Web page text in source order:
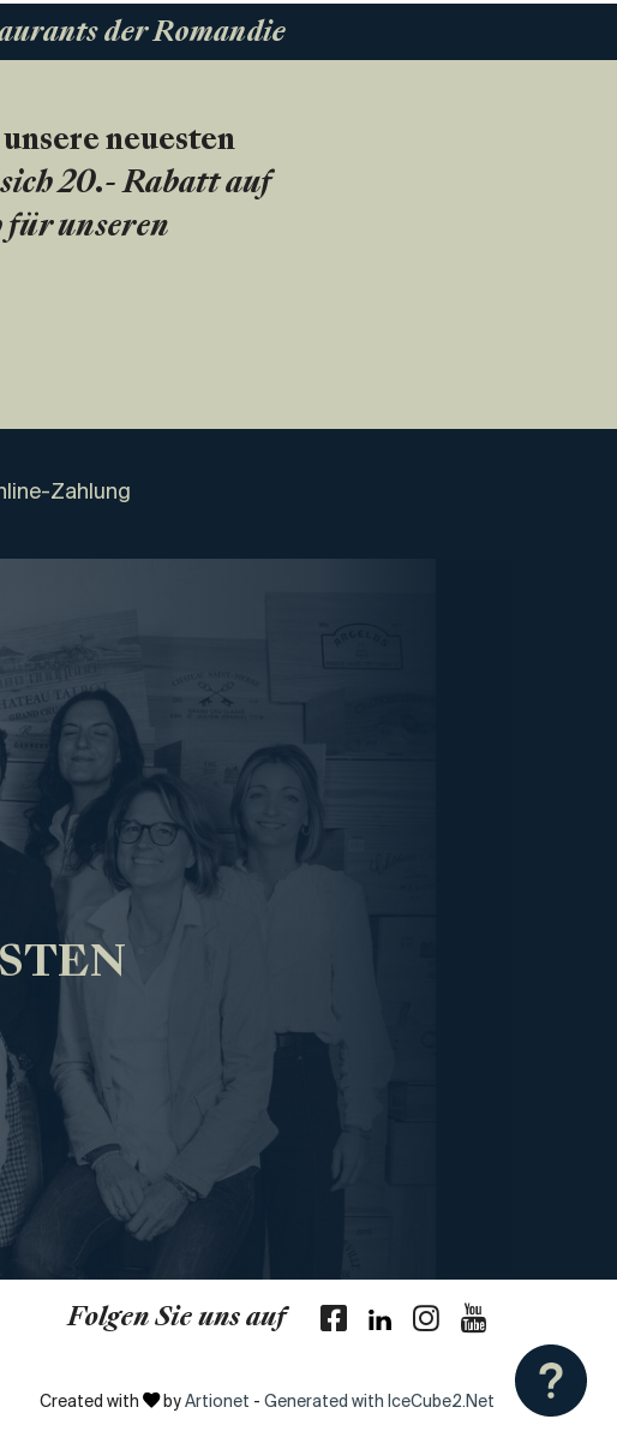
der Romandie
neuesten
20.- Rabatt auf
für unseren
Zahlung
Folgen Sie uns auf
Created with by Artionet - Generated with IceCube2.Net